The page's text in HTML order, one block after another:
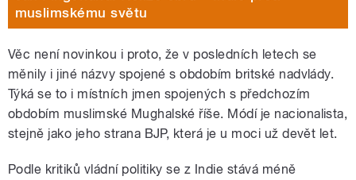
muslimskému světu
Věc není novinkou i proto, že v posledních letech se
měnily i jiné názvy spojené s obdobím britské nadvlády.
Týká se to i místních jmen spojených s předchozím
obdobím muslimské Mughalské říše. Módí je nacionalista,
stejně jako jeho strana BJP, která je u moci už devět let.
Podle kritiků vládní politiky se z Indie stává méně